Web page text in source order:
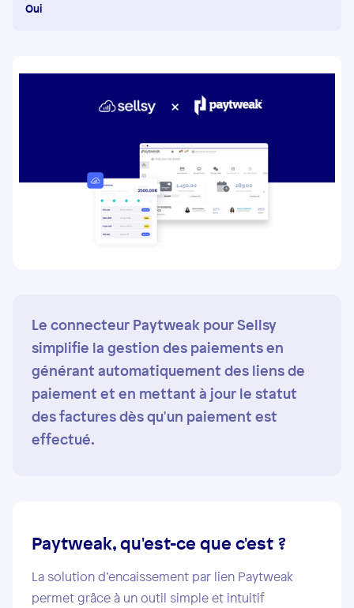
Oui
Le connecteur Paytweak pour Sellsy
simplifie la gestion des paiements en
générant automatiquement des liens de
paiement et en mettant à jour le statut
des factures dès qu'un paiement est
effectué.
Paytweak, qu'est-ce que c'est ?
La solution d’encaissement par lien Paytweak
permet grâce à un outil simple et intuitif